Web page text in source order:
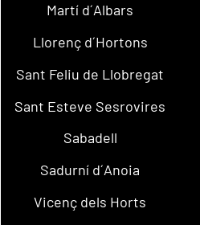
Martí d´Albars
Llorenç d´Hortons
Sant Feliu de Llobregat
Sant Esteve Sesrovires
Sabadell
Sadurní d´Anoia
Vicenç dels Horts